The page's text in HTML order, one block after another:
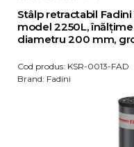
Stâlp retractabil
model 2250L,
diametru 200 mm,
Cod produs: KSR-0013-FAD
Brand: Fadini